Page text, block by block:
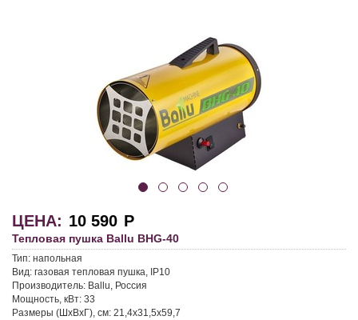
ЦЕНА: 10 590 Р
Тепловая пушка Ballu BHG-40
Тип: напольная
Вид: газовая тепловая пушка, IP10
Производитель: Ballu, Россия
Мощность, кВт: 33
Размеры (ШхВхГ), см: 21,4х31,5х59,7